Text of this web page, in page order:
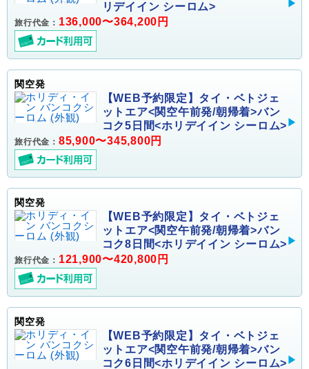
リデイイン シーロム>
旅行代金： 136,000〜364,200円
関空発
【WEB予約限定】タイ・ベトジェ
ットエア<関空午前発/朝帰着>バン
コク5日間<ホリデイイン シーロム>
旅行代金： 85,900〜345,800円
関空発
【WEB予約限定】タイ・ベトジェ
ットエア<関空午前発/朝帰着>バン
コク8日間<ホリデイイン シーロム>
旅行代金： 121,900〜420,800円
関空発
【WEB予約限定】タイ・ベトジェ
ットエア<関空午前発/朝帰着>バン
コク6日間<ホリデイイン シーロム>